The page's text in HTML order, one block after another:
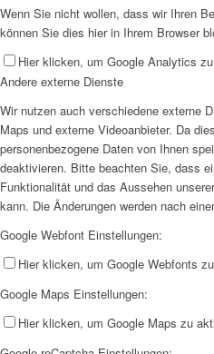
Wenn Sie nicht wollen, dass wir Ihren
können Sie dies hier in Ihrem Browser
Hier klicken, um Google Analytics
Andere externe Dienste
Wir nutzen auch verschiedene externe
Maps und externe Videoanbieter. Da
personenbezogene Daten von Ihnen
deaktivieren. Bitte beachten Sie, dass
Funktionalität und das Aussehen
kann. Die Änderungen werden nach
Google Webfont Einstellungen:
Hier klicken, um Google Webfonts
Google Maps Einstellungen:
Hier klicken, um Google Maps zu